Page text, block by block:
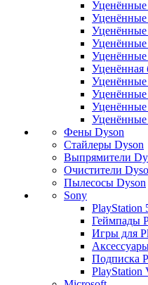
Уценённые
Уценённые
Уценённая
Уценённые
Уценённые
Уценённые
Фены Dyson
Стайлеры Dyson
Выпрямители
Очистители
Пылесосы Dyson
Sony
PlayStation
Геймпады
Игры для
Подписка
PlayStation